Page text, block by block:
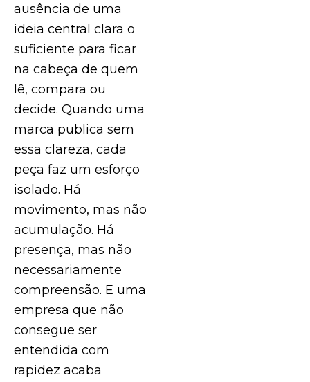
ausência de uma
ideia central clara o
suficiente para ficar
na cabeça de quem
lê, compara ou
decide. Quando uma
marca publica sem
essa clareza, cada
peça faz um esforço
isolado. Há
movimento, mas não
acumulação. Há
presença, mas não
necessariamente
compreensão. E uma
empresa que não
consegue ser
entendida com
rapidez acaba